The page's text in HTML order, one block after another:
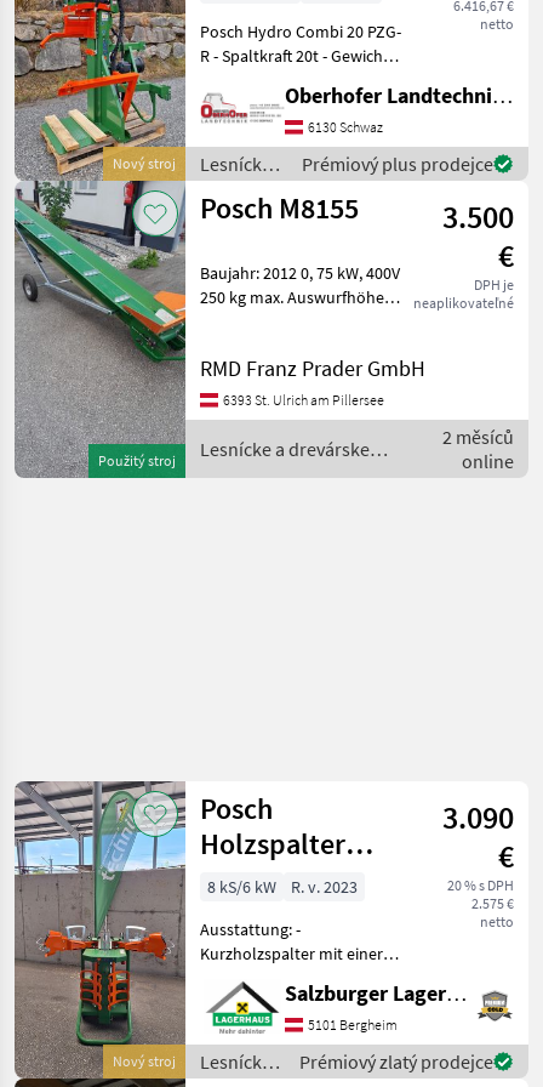
Nový stroj
Zapfwellenantrieb
6.416,67 €
netto
Posch Hydro Combi 20 PZG-
R - Spaltkraft 20t - Gewicht
Stammheber für
ergonomisches Arbeiten -
Antrieb durch Zapfwelle,
empfohlene Zapfwel
Oberhofer Landtechnik GmbH
6130 Schwaz
Lesnícke a
drevárske
stroje /
Prémiový plus prodejce
Použitý stroj
Posch M8155
3.500
€
DPH je
neaplikovateľné
Baujahr: 2012 0, 75 kW, 400V
250 kg max. Auswurfhöhe:
zwischen 10° - 40° mit
Seilwinde verstellbar
Gurtbreite 30cm
Förderbandgesch
RMD Franz Prader GmbH
6393 St. Ulrich am Pillersee
Lesnícke a drevárske
stroje / Posch
2 měsíců
online
Nový stroj
Posch
Holzspalter
Spaltaxt 8 to,
3.090
€
20 % s DPH
2.575 €
netto
8 kS/6 kW
R. v. 2023
Ausstattung: -
Kurzholzspalter mit einer
max. Scheitlänge von 55cm
- Zylinderhub 54 cm -
Spaltmesserlänge 20 cm -
Tankinhalt 5 Liter
Hydrauliköl -
Salzburger Lagerhaus-Technik
5101 Bergheim
Lesnícke
Prémiový zlatý prodejce